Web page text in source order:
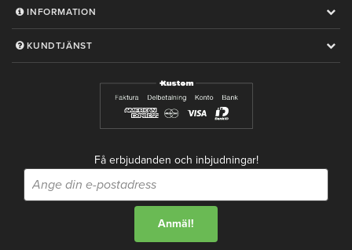
INFORMATION
KUNDTJÄNST
Få erbjudanden och inbjudningar!